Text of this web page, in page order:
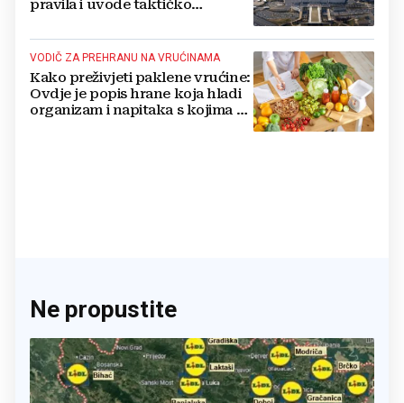
pravila i uvode taktičko
VODIČ ZA PREHRANU NA VRUĆINAMA
Kako preživjeti paklene vrućine:
Ovdje je popis hrane koja hladi
organizam i napitaka s kojima si
Ne propustite